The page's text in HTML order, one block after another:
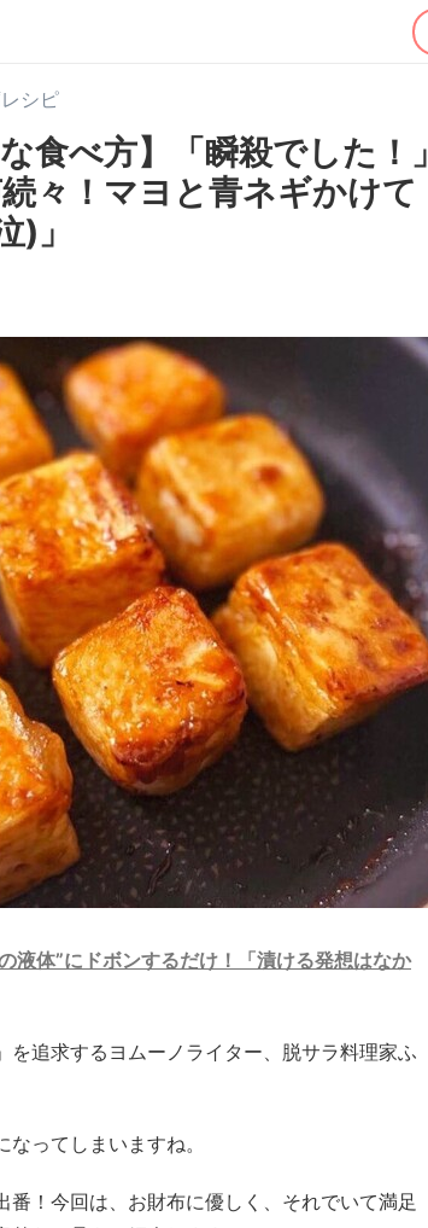
シピ
食べ方】「瞬殺でした！」
々！マヨと青ネギかけて
)」
液体”にドボンするだけ！「漬ける発想はなか
を追求するヨムーノライター、脱サラ料理家ふ
ってしまいますね。
番！今回は、お財布に優しく、それでいて満足